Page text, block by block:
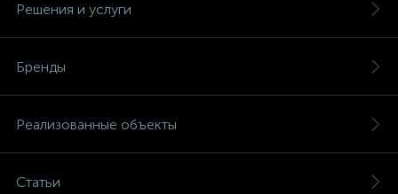
Решения и услуги
Бренды
Реализованные объекты
Статьи